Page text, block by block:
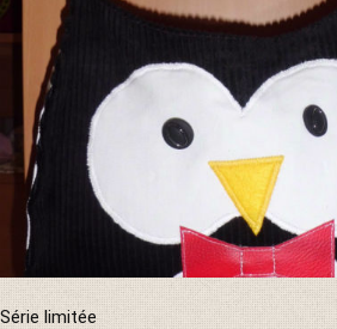
Série limitée